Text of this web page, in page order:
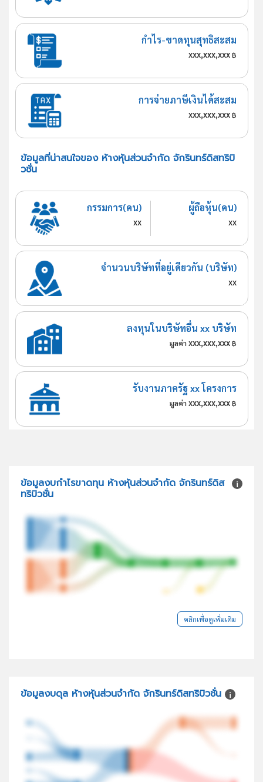
กำไร-ขาดทุนสุทธิสะสม
xxx,xxx,xxx฿
การจ่ายภาษีเงินได้สะสม
xxx,xxx,xxx฿
ข้อมูลที่น่าสนใจของ ห้างหุ้นส่วนจำกัด จักรินทร์ดิสทริบิ
วชั่น
กรรมการ(คน)
xx
ผู้ถือหุ้น(คน)
xx
จำนวนบริษัทที่อยู่เดียวกัน (บริษัท)
xx
ลงทุนในบริษัทอื่น xx บริษัท
มูลค่า xxx,xxx,xxx ฿
รับงานภาครัฐ xx โครงการ
มูลค่า xxx,xxx,xxx ฿
ข้อมูลงบกำไรขาดทุน ห้างหุ้นส่วนจำกัด จักรินทร์ดิส
ทริบิวชั่น
คลิกเพื่อดูเพิ่มเติม
ข้อมูลงบดุล ห้างหุ้นส่วนจำกัด จักรินทร์ดิสทริบิวชั่น